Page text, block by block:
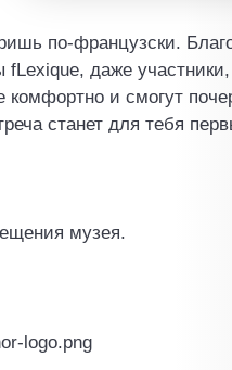
по-французски.
даже
и смогут
станет для тебя
музея.